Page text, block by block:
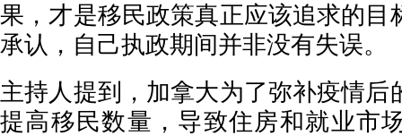
果，才是移民政策真正应该追求的目
承认，自己执政期间并非没有失误。
主持人提到，加拿大为了弥补疫情后
提高移民数量，导致住房和就业市